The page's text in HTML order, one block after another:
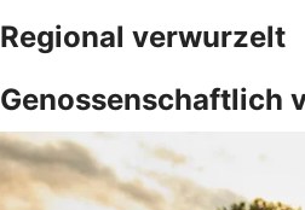
Regional verwurzelt
Genossenschaftlich